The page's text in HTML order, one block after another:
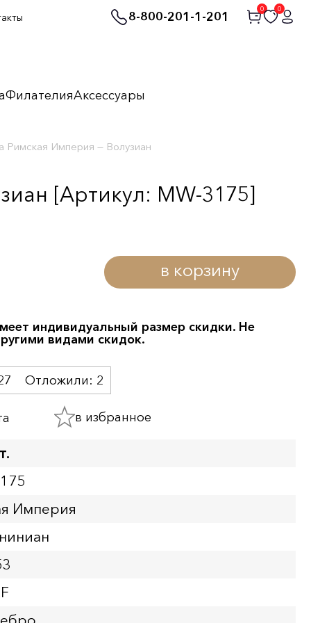
8-800-201-1-201
0 0
ФилателияАксессуары
Римская Империя — Волузиан
[Артикул: MW-3175]
в корзину
индивидуальный размер скидки. Не
видами скидок.
Отложили: 2
в избранное
Империя